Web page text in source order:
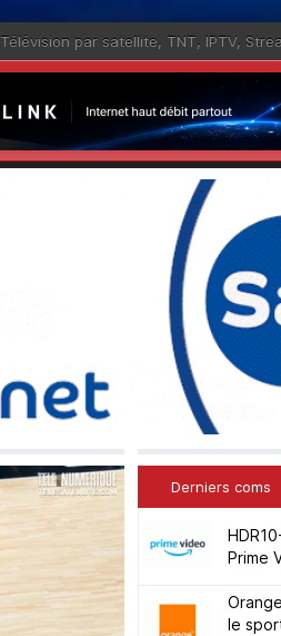
Télévision par satellite, TNT, IPTV,
Derniers coms
Prime
le